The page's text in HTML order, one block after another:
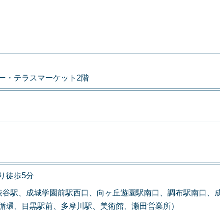
・テラスマーケット2階
徒歩5分
駅、成城学園前駅西口、向ヶ丘遊園駅南口、調布駅南口、
、目黒駅前、多摩川駅、美術館、瀬田営業所）